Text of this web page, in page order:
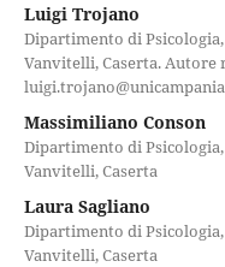
Luigi Trojano
Dipartimento di
Vanvitelli, Caserta. Autore
Massimiliano Conson
Dipartimento di
Vanvitelli, Caserta
Laura Sagliano
Dipartimento di
Vanvitelli, Caserta